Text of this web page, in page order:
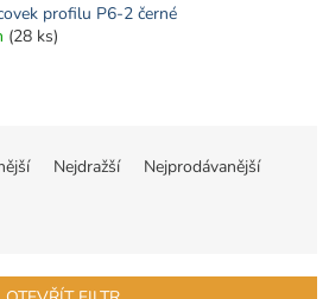
profilu P6-2 černé
(28 ks)
Nejdražší Nejprodávanější